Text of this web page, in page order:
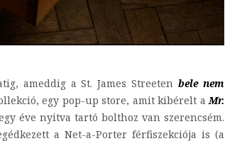
ameddig a St. James Streetenbele nem
egy pop-up store, amit kibérelt aMr.
éve nyitva tartó bolthoz van szerencsém.
a Net-a-Porter férfiszekciója is (a